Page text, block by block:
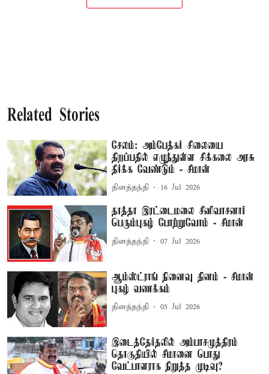
Related Stories
சேலம்: அம்பேத்கர் சிலையை
திறப்பதில் எழுந்துள்ள சிக்கலை அரசு
தீர்க்க வேண்டும் - சீமான்
தினத்தந்தி 16 Jul 2026
தாத்தா இரட்டைமலை சீனிவாசனார்
பெரும்புகழ் போற்றுவோம் - சீமான்
தினத்தந்தி 07 Jul 2026
ஆம்ஸ்ட்ராங் நினைவு தினம் - சீமான்
புகழ் வணக்கம்
தினத்தந்தி 05 Jul 2026
இடைத்தேர்தலில் அம்பாசமுத்திரம்
தொகுதியில் சீமானை பொது
வேட்பாளராக நிறுத்த முடிவு?